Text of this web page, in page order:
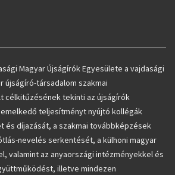
Magyar Újságírók Egyesülete a vajdasági
újságíró-társadalom szakmai
célkitűzésének tekinti az újságírók
teljesítményt nyújtó kollégák
és díjazását, a szakmai továbbképzések
nevelés serkentését, a külhoni magyar
valamint az anyaországi intézményekkel és
illetve mindezen